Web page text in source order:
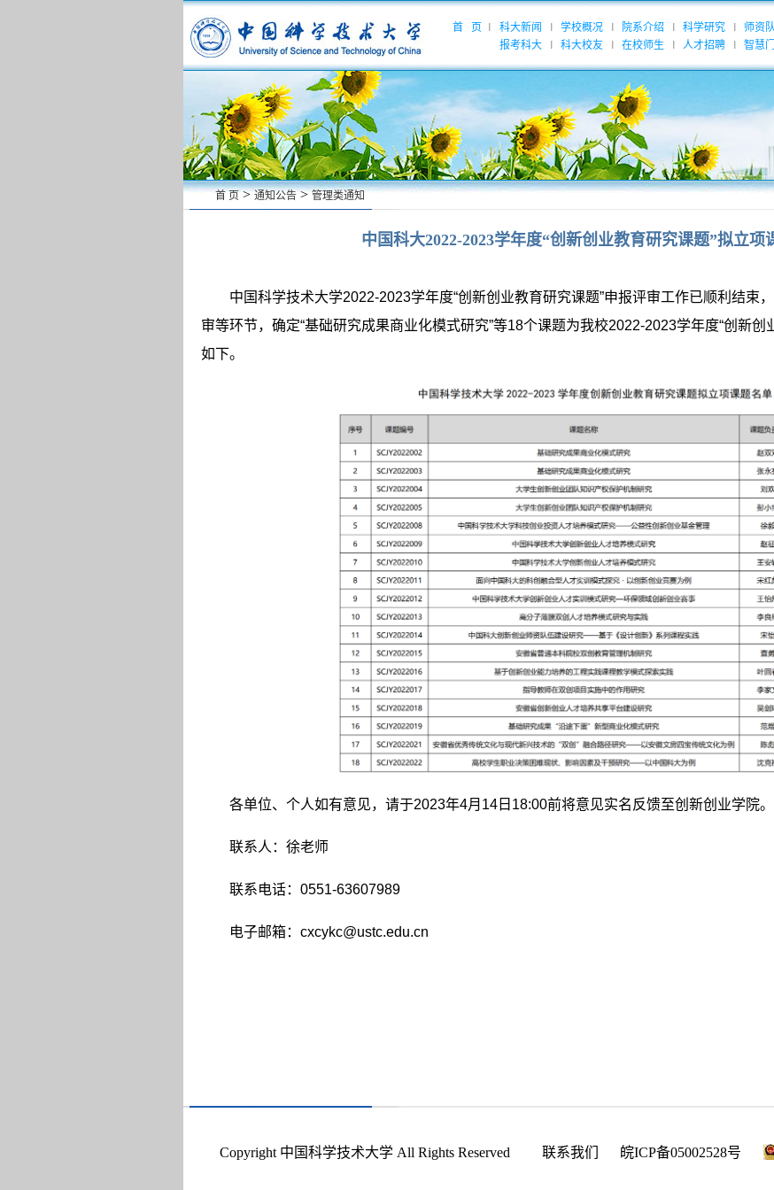
首 页 科大新闻 学校概况 院系介绍 科学研究 师资
报考科大
科大校友 在校师生 人才招聘 智慧
首 页>通知公告>管理类通知
中国科大2022-2023学年度“创新创业教育研究课题”拟立项
中国科学技术大学2022-2023学年度“创新创业教育研究课题”申报评审工作已顺利结束
审等环节，确定“基础研究成果商业化模式研究”等18个课题为我校2022-2023学年度“创新创
如下。
各单位、个人如有意见，请于2023年4月 14 日 18:00前将意见实名反馈至创新创业学院。
联系人：徐老师
联系电话： 0551-63607989
电子邮箱： cxcykc@ustc.edu.cn
Copyright 中国科学技术大学 All Rights Reserved 联系我们 皖ICP备05002528号